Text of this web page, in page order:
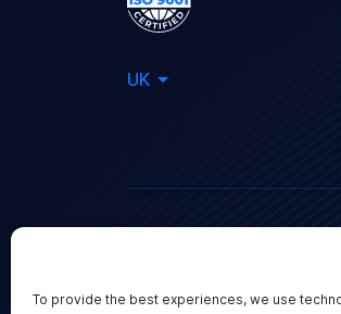
To provide the best experiences, we use
UK